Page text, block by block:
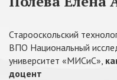
Старооскольский
ВПО Национальный
университет «МИСиС»,
доцент